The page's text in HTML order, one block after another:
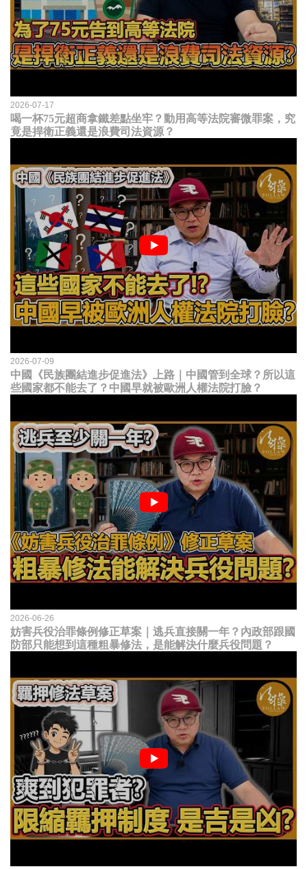
2026-07-17
喝一杯75元超商拿鐵差點坐牢？動用高等法院審微罪案，究
竟是捍衛正義還是浪費司法資源？
2026-07-09
中國《民族團結進步促進法》上路｜中國管到全球？所以這
些國家都不能去了？中國早就被歐洲人權法院打臉？
2026-06-26
妨害兵役治罪條例修正草案｜逃兵直接關一年？內政部跟國
防部只能想到這種粗暴修法，是能解決什麼兵役問題？